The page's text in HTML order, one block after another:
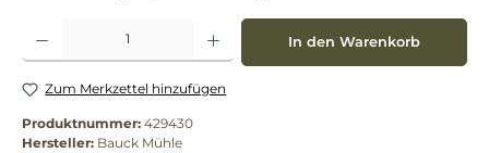
Produkt Anzahl: Gib den gewünschten Wert ein oder benutze die Schaltflächen um
In den Warenkorb
Zum Merkzettel hinzufügen
Produktnummer: 429430
Hersteller: Bauck Mühle